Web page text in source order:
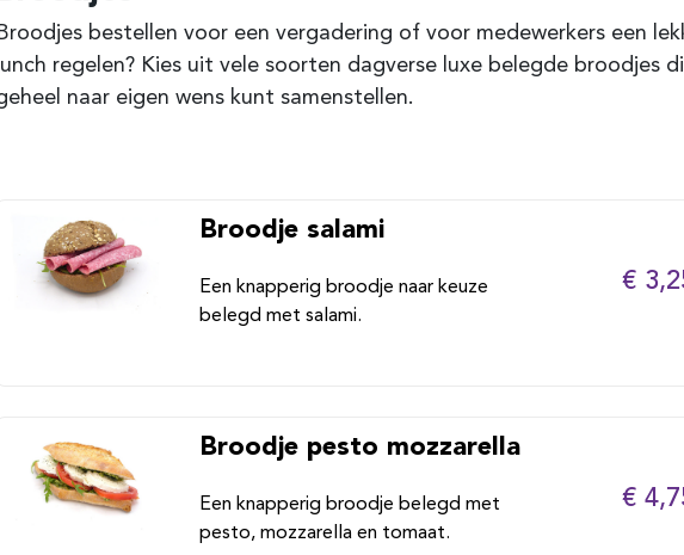
Broodjes bestellen voor een vergadering of voor medewerkers een
lunch regelen? Kies uit vele soorten dagverse luxe belegde broodjes
naar eigen wens kunt samenstellen.
Broodje salami
Een knapperig broodje naar keuze
belegd met salami.
€
Broodje pesto mozzarella
Een knapperig broodje belegd met
pesto, mozzarella en tomaat.
€